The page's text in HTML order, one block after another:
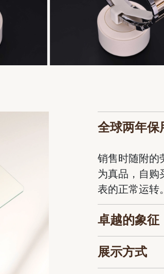
全球两年保
销售时随附的
为真品，自购
表的正常运转
卓越的象征
展示方式